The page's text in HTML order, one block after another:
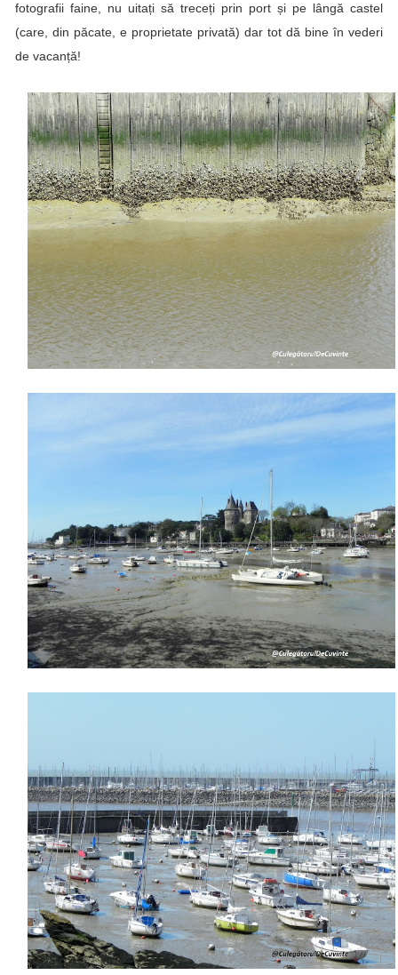
fotografii faine, nu uitați să treceți prin port și pe lângă castel
(care, din păcate, e proprietate privată) dar tot dă bine în vederi
de vacanță!